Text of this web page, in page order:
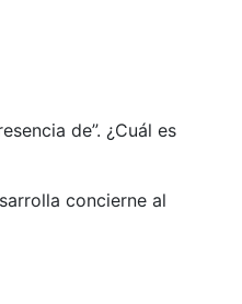
de”. ¿Cuál es
concierne al